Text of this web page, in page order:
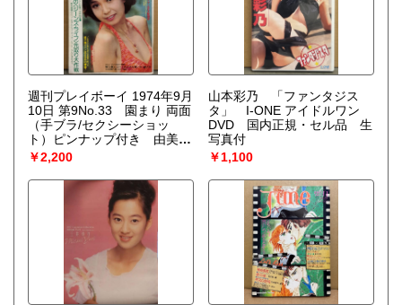
週刊プレイボーイ 1974年9月
10日 第9No.33 園まり 両面
（手ブラ/セクシーショッ
ト）ピンナップ付き 由美か
おる ビキニ・夏木レナ ヌー
ド・田中エリカ ビキニ・PB
ペットヌードファンタジー
（関根恵子/秋吉久美子/池島
ルリ子/池玲子/片桐夕子/田中
真理/青木英美/中山麻里）・
梓みちよ・しばたはつみ・前
浜みどり・梶たか子・宮田雅
代 ビキニ・朝丘雪路・甲子
園 銚子商・読み切り 牛次郎/
さいとう民生「ゴト師 白糸
￥2,200
山本彩乃 「ファンタジス
タ」 I-ONE アイドルワン
DVD 国内正規・セル品 生
写真付
￥1,100